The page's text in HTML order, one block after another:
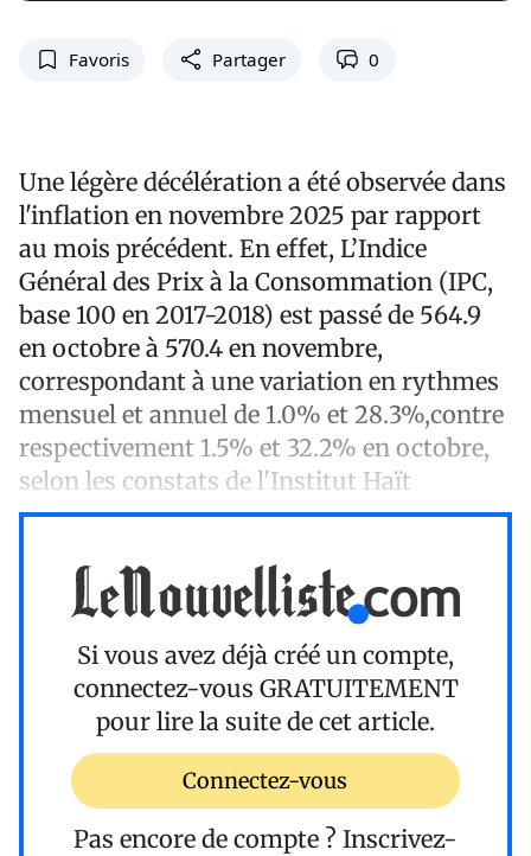
Favoris Partager 0
Une légère décélération a été observée dans
l'inflation en novembre 2025 par rapport
au mois précédent. En effet, L’Indice
Général des Prix à la Consommation (IPC,
base 100 en 2017-2018) est passé de 564.9
en octobre à 570.4 en novembre,
correspondant à une variation en rythmes
mensuel et annuel de 1.0% et 28.3%,contre
respectivement 1.5% et 32.2% en octobre,
selon les constats de l'Institut Haït
Si vous avez déjà créé un compte,
connectez-vous GRATUITEMENT
pour lire la suite de cet article.
Connectez-vous
Pas encore de compte ? Inscrivez-